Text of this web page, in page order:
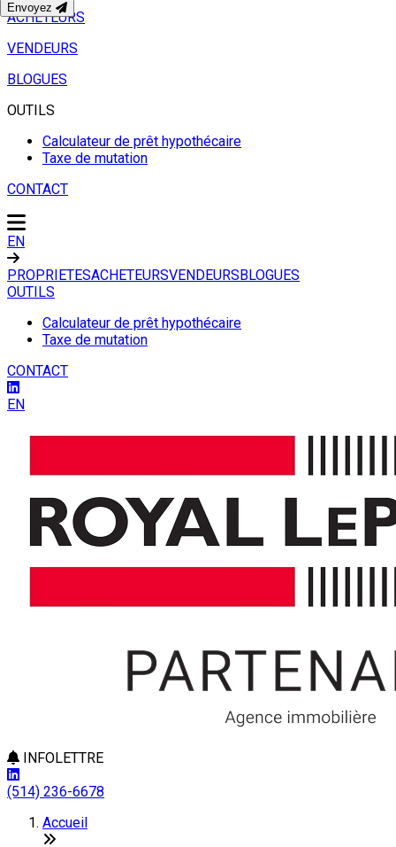
ACHETEURS
VENDEURS
BLOGUES
OUTILS
Calculateur de prêt hypothécaire
Taxe de mutation
CONTACT
EN
PROPRIETESACHETEURSVENDEURSBLOGUES
OUTILS
Calculateur de prêt hypothécaire
Taxe de mutation
CONTACT
EN
INFOLETTRE
(514) 236-6678
Accueil
Envoyez